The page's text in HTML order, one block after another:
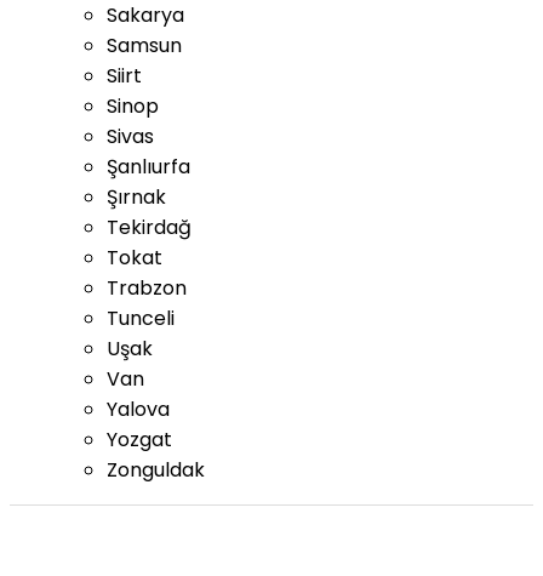
Sakarya
Samsun
Siirt
Sinop
Sivas
Şanlıurfa
Şırnak
Tekirdağ
Tokat
Trabzon
Tunceli
Uşak
Van
Yalova
Yozgat
Zonguldak